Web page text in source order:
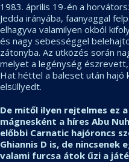
1983. április 19-én a
Jedda irányába, faanyaggal
elhagyva valamilyen okból
és nagy sebességgel
zátonyba. Az ütközés során
melyet a legénység
Hat héttel a baleset után
elsüllyedt.
De mitől ilyen rejtelmes ez
mágnesként a híres Abu
előbbi Carnatic hajóroncs
Ghiannis D is, de nincsenek
valami furcsa átok űzi a